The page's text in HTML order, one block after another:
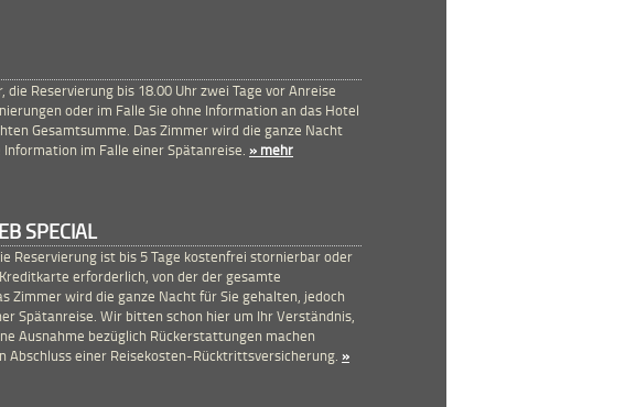
Reservierung bis 18.00 Uhr zwei Tage vor Anreise
oder im Falle Sie ohne Information an das Hotel
Gesamtsumme. Das Zimmer wird die ganze Nacht
im Falle einer Spätanreise. » mehr
SPECIAL
Reservierung ist bis 5 Tage kostenfrei stornierbar oder
erforderlich, von der der gesamte
Zimmer wird die ganze Nacht für Sie gehalten, jedoch
Spätanreise. Wir bitten schon hier um Ihr Verständnis,
Ausnahme bezüglich Rückerstattungen machen
Abschluss einer Reisekosten-Rücktrittsversicherung. »